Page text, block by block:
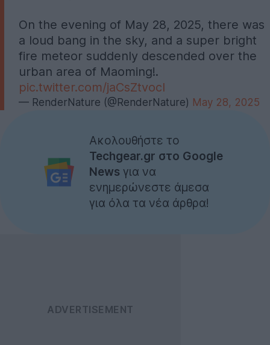
On the evening of May 28, 2025, there was
a loud bang in the sky, and a super bright
fire meteor suddenly descended over the
urban area of Maoming!.
pic.twitter.com/jaCsZtvocI
— RenderNature (@RenderNature) May 28, 2025
Ακολουθήστε το
Techgear.gr στο Google
News για να
ενημερώνεστε άμεσα
για όλα τα νέα άρθρα!